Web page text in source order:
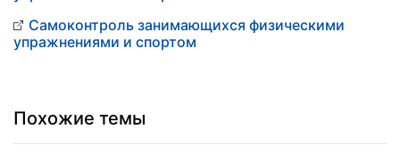
Самоконтроль занимающихся физическими
упражнениями и спортом
Похожие темы